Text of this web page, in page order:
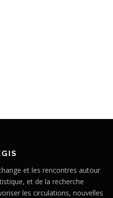
et les rencontres autour
et de la recherche
les circulations, nouvelles